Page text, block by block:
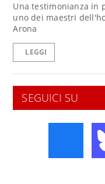
Una testimonianza in
uno dei maestri
Arona
LEGGI
SEGUICI SU